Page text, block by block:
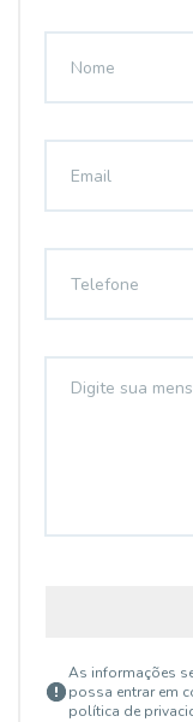
As informações
possa entrar em
política de